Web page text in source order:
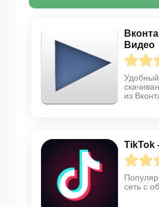
Видео
из
TikTok
сеть с